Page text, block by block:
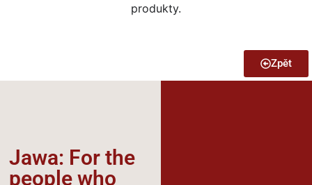
produkty.
Zpět
Jawa: For the
people who